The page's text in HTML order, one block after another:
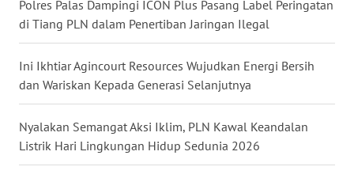
Polres Palas Dampingi ICON Plus Pasang Label Peringatan
di Tiang PLN dalam Penertiban Jaringan Ilegal
Ini Ikhtiar Agincourt Resources Wujudkan Energi Bersih
dan Wariskan Kepada Generasi Selanjutnya
Nyalakan Semangat Aksi Iklim, PLN Kawal Keandalan
Listrik Hari Lingkungan Hidup Sedunia 2026
KALTENG
KALTARA
KALSEL